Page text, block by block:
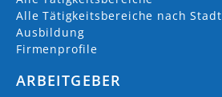
Alle Tätigkeitsbereiche nach Stadt
Ausbildung
Firmenprofile
ARBEITGEBER